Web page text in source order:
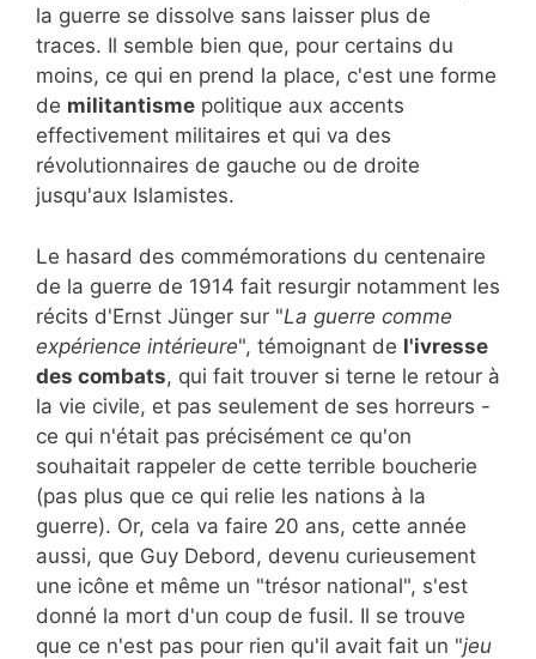
la guerre se dissolve sans laisser plus de
traces. Il semble bien que, pour certains du
moins, ce qui en prend la place, c'est une forme
de militantisme politique aux accents
effectivement militaires et qui va des
révolutionnaires de gauche ou de droite
jusqu'aux Islamistes.
Le hasard des commémorations du centenaire
de la guerre de 1914 fait resurgir notamment les
récits d'Ernst Jünger sur "La guerre comme
expérience intérieure", témoignant de l'ivresse
des combats, qui fait trouver si terne le retour à
la vie civile, et pas seulement de ses horreurs -
ce qui n'était pas précisément ce qu'on
souhaitait rappeler de cette terrible boucherie
(pas plus que ce qui relie les nations à la
guerre). Or, cela va faire 20 ans, cette année
aussi, que Guy Debord, devenu curieusement
une icône et même un "trésor national", s'est
donné la mort d'un coup de fusil. Il se trouve
que ce n'est pas pour rien qu'il avait fait un "jeu